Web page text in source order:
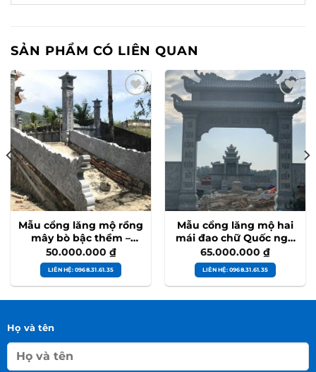
SẢN PHẨM CÓ LIÊN QUAN
Mẫu cổng lăng mộ rồng
mây bò bậc thềm –
MC33
50.000.000 ₫
LIÊN HỆ: 0968.31.61.35
Mẫu cổng lăng mộ hai
mái đao chữ Quốc ngữ
– MC32
65.000.000 ₫
LIÊN HỆ: 0968.31.61.35
Họ và tên